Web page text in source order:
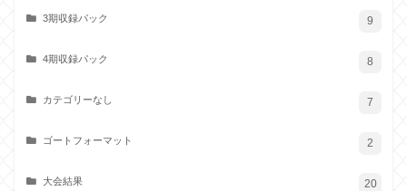
3期収録パック 9
4期収録パック 8
カテゴリーなし 7
ゴートフォーマット 2
大会結果 20